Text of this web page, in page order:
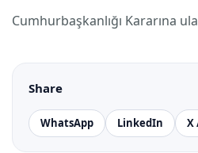
Cumhurbaşkanlığı Kararına
Share
WhatsApp LinkedIn X